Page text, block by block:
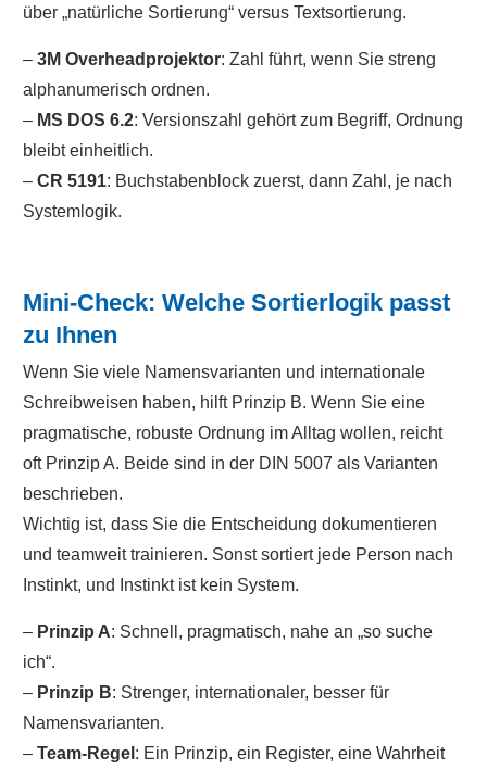
über „natürliche Sortierung“ versus Textsortierung.
– 3M Overheadprojektor: Zahl führt, wenn Sie streng
alphanumerisch ordnen.
– MS DOS 6.2: Versionszahl gehört zum Begriff, Ordnung
bleibt einheitlich.
– CR 5191: Buchstabenblock zuerst, dann Zahl, je nach
Systemlogik.
Mini-Check: Welche Sortierlogik passt
zu Ihnen
Wenn Sie viele Namensvarianten und internationale
Schreibweisen haben, hilft Prinzip B. Wenn Sie eine
pragmatische, robuste Ordnung im Alltag wollen, reicht
oft Prinzip A. Beide sind in der DIN 5007 als Varianten
beschrieben.
Wichtig ist, dass Sie die Entscheidung dokumentieren
und teamweit trainieren. Sonst sortiert jede Person nach
Instinkt, und Instinkt ist kein System.
– Prinzip A: Schnell, pragmatisch, nahe an „so suche
ich“.
– Prinzip B: Strenger, internationaler, besser für
Namensvarianten.
– Team-Regel : Ein Prinzip, ein Register, eine Wahrheit